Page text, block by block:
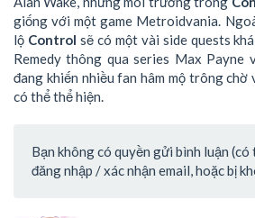
giống với một game Metroidvania.
lộ Control sẽ có một vài side quests
Remedy thông qua series Max Payne
đang khiến nhiều fan hâm mộ trông
có thể thể hiện.
Bạn không có quyền gửi bình luận (có
đăng nhập / xác nhận email, hoặc bị